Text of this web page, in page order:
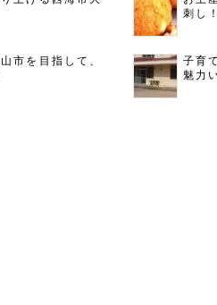
刺し
市を目指して、
子育
魅力